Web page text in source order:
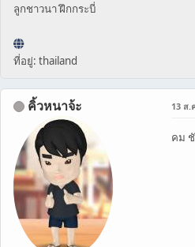
ลูกชาวนา ฝึกกระบี่
ที่อยู่: thailand
คิ้วหนาจ้ะ 13 ส.
คม